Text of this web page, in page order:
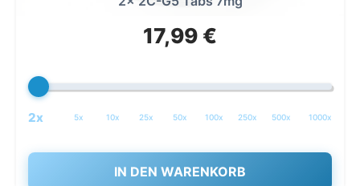
17,99 €
2x 5x 10x 25x 50x 100x 250x 500x 1000x
IN DEN WARENKORB